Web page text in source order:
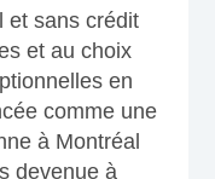
et sans crédit
et au choix
en
comme une
à Montréal
devenue à